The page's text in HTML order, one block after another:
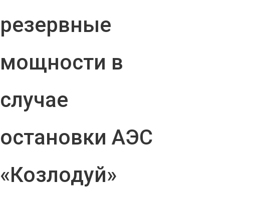
резервные
мощности в
случае
остановки АЭС
«Козлодуй»